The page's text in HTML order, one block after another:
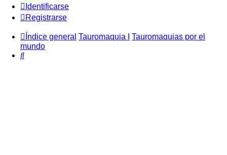
Identificarse
Registrarse
Índice general Tauromaquia I
Tauromaquias por el
mundo
Buscar